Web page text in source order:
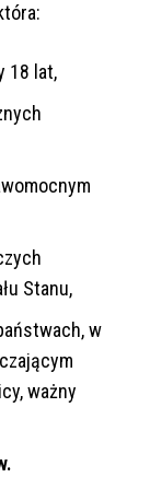
18 lat,
Stanu,
w
ważny